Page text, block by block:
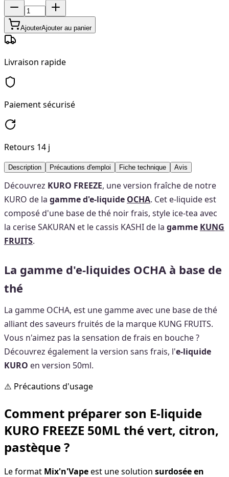
AjouterAjouter au panier
Livraison rapide
Paiement sécurisé
Retours 14 j
Description Précautions d'emploi Fiche technique Avis
Découvrez KURO FREEZE, une version fraîche de notre
KURO de la gamme d'e-liquide OCHA. Cet e-liquide est
composé d'une base de thé noir frais, style ice-tea avec
la cerise SAKURAN et le cassis KASHI de la gamme KUNG
FRUITS.
La gamme d'e-liquides OCHA à base de
thé
La gamme OCHA, est une gamme avec une base de thé
alliant des saveurs fruités de la marque KUNG FRUITS.
Vous n'aimez pas la sensation de frais en bouche ?
Découvrez également la version sans frais, l'e-liquide
KURO en version 50ml.
⚠️ Précautions d'usage
Comment préparer son E-liquide
KURO FREEZE 50ML thé vert, citron,
pastèque ?
Le format Mix'n'Vapeest une solution surdosée en